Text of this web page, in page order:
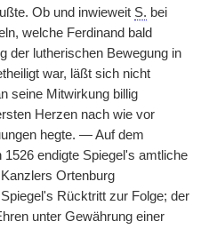
Ob und inwieweit S. bei
welche Ferdinand bald
der lutherischen Bewegung in
war, läßt sich nicht
seine Mitwirkung billig
Herzen nach wie vor
hegte. — Auf dem
endigte Spiegel's amtliche
Ortenburg
Rücktritt zur Folge; der
unter Gewährung einer